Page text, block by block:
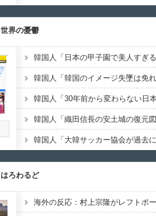
世界の憂鬱
はろわるど